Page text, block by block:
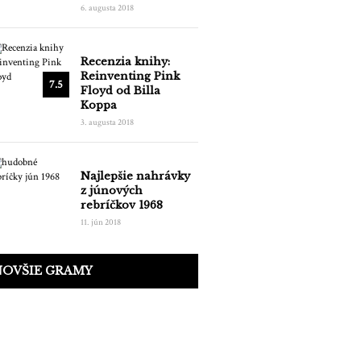
6. augusta 2018
7.5
Recenzia knihy:
Reinventing Pink
Floyd od Billa
Koppa
3. augusta 2018
Najlepšie nahrávky
z júnových
rebríčkov 1968
11. jún 2018
GRAMY